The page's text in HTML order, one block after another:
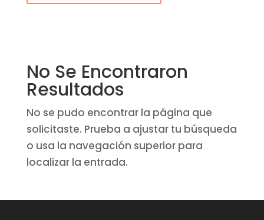
No Se Encontraron
Resultados
No se pudo encontrar la página que
solicitaste. Prueba a ajustar tu búsqueda
o usa la navegación superior para
localizar la entrada.